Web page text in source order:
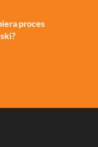
proces